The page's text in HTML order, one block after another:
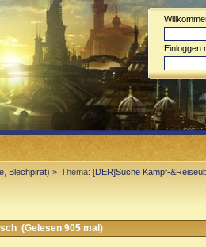
Einloggen
Blechpirat) » Thema:[DER]Suche Kampf-
(Gelesen 905 mal)